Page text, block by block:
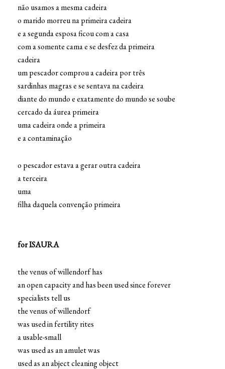
não usamos a mesma cadeira
o marido morreu na primeira cadeira
e a segunda esposa ficou com a casa
com a somente cama e se desfez da primeira
cadeira
um pescador comprou a cadeira por três
sardinhas magras e se sentava na cadeira
diante do mundo e exatamente do mundo se soube
cercado da áurea primeira
uma cadeira onde a primeira
e a contaminação
o pescador estava a gerar outra cadeira
a terceira
uma
filha daquela convenção primeira
for ISAURA
the venus of willendorf has
an open capacity and has been used since forever
specialists tell us
the venus of willendorf
was used in fertility rites
a usable-small
was used as an amulet was
used as an abject cleaning object